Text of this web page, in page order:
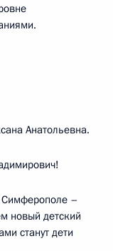
Анатольевна.
Симферополе –
новый детский
станут дети